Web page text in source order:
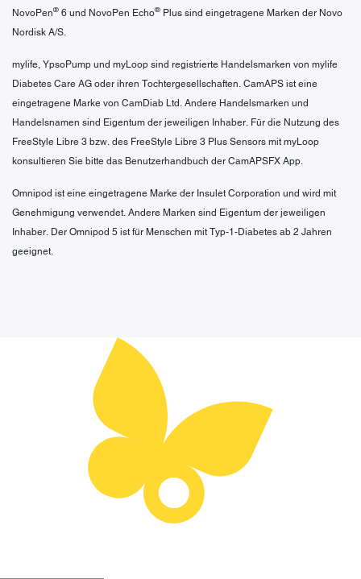
NovoPen® 6 und NovoPen Echo® Plus sind eingetragene Marken der Novo
Nordisk A/S.
mylife, YpsoPump und myLoop sind registrierte Handelsmarken von mylife
Diabetes Care AG oder ihren Tochtergesellschaften. CamAPS ist eine
eingetragene Marke von CamDiab Ltd. Andere Handelsmarken und
Handelsnamen sind Eigentum der jeweiligen Inhaber. Für die Nutzung des
FreeStyle Libre 3 bzw. des FreeStyle Libre 3 Plus Sensors mit myLoop
konsultieren Sie bitte das Benutzerhandbuch der CamAPSFX App.
Omnipod ist eine eingetragene Marke der Insulet Corporation und wird mit
Genehmigung verwendet. Andere Marken sind Eigentum der jeweiligen
Inhaber. Der Omnipod 5 ist für Menschen mit Typ-1-Diabetes ab 2 Jahren
geeignet.